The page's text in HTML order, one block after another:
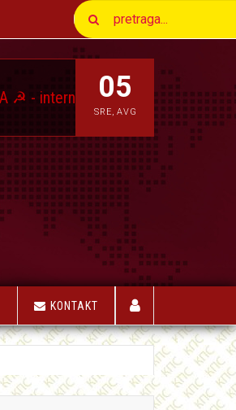
magazin Komunističkog Pokreta
05
SRE, AVG
KONTAKT